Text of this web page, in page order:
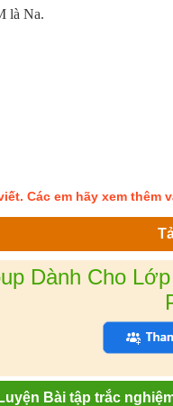
là Na.
Các em hãy xem thêm
Dành Cho
Luyện Bài tập trắc